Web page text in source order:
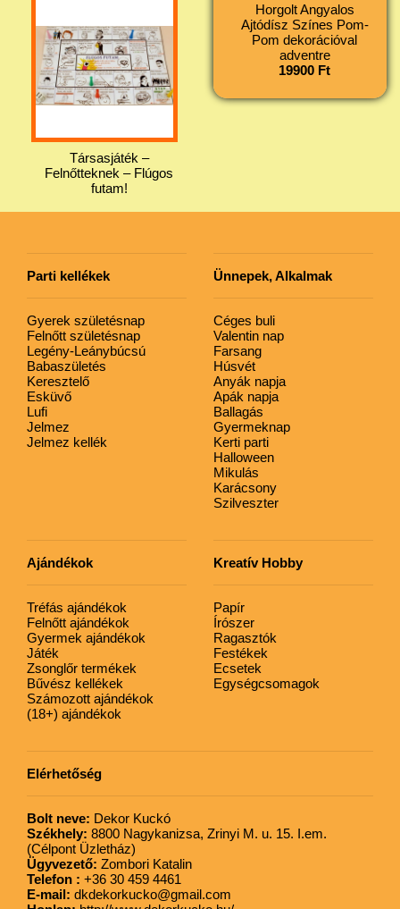
Társasjáték –
Felnőtteknek – Flúgos
futam!
Horgolt Angyalos
Ajtódísz Színes Pom-
Pom dekorációval
adventre
19900 Ft
Parti kellékek
Gyerek születésnap
Felnőtt születésnap
Legény-Leánybúcsú
Babaszületés
Keresztelő
Esküvő
Lufi
Jelmez
Jelmez kellék
Ünnepek, Alkalmak
Céges buli
Valentin nap
Farsang
Húsvét
Anyák napja
Apák napja
Ballagás
Gyermeknap
Kerti parti
Halloween
Mikulás
Karácsony
Szilveszter
Ajándékok
Tréfás ajándékok
Felnőtt ajándékok
Gyermek ajándékok
Játék
Zsonglőr termékek
Bűvész kellékek
Számozott ajándékok
(18+) ajándékok
Kreatív Hobby
Papír
Írószer
Ragasztók
Festékek
Ecsetek
Egységcsomagok
Elérhetőség
Bolt neve: Dekor Kuckó
Székhely: 8800 Nagykanizsa, Zrinyi M. u. 15. I.em.
(Célpont Üzletház)
Ügyvezető: Zombori Katalin
Telefon : +36 30 459 4461
E-mail: dkdekorkucko@gmail.com